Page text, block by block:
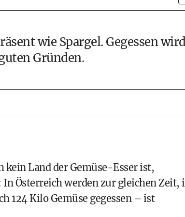
wie Spargel. Gegessen
Gründen.
kein Land der Gemüse-Esser ist,
Österreich werden zur gleichen Zeit,
124 Kilo Gemüse gegessen – ist